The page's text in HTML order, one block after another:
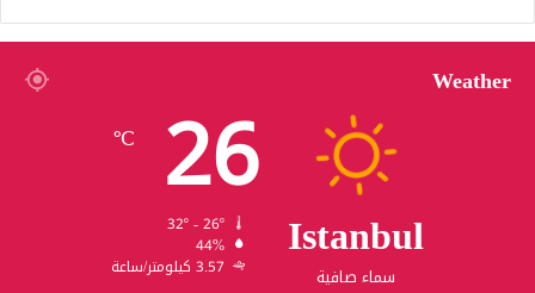
Weather
Istanbul
سماء صافية
26
℃
44%
3.57 كيلومتر/ساعة